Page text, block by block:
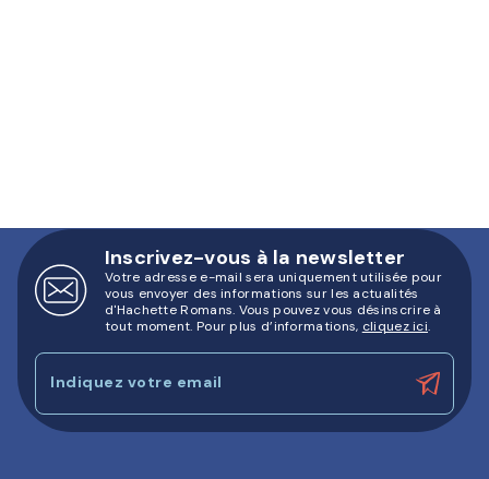
Inscrivez-vous à la newsletter
Votre adresse e-mail sera uniquement utilisée pour
vous envoyer des informations sur les actualités
d'Hachette Romans. Vous pouvez vous désinscrire à
tout moment. Pour plus d’informations, cliquez ici.
Indiquez votre email